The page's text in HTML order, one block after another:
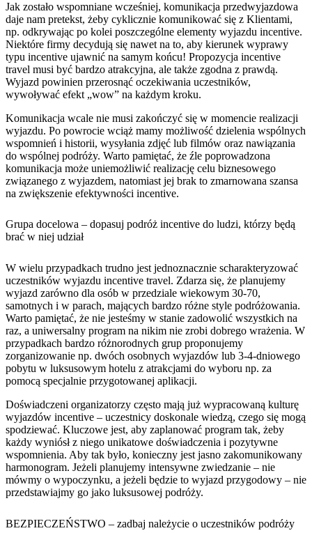
Jak zostało wspomniane wcześniej, komunikacja przedwyjazdowa
daje nam pretekst, żeby cyklicznie komunikować się z Klientami,
np. odkrywając po kolei poszczególne elementy wyjazdu incentive.
Niektóre firmy decydują się nawet na to, aby kierunek wyprawy
typu incentive ujawnić na samym końcu! Propozycja incentive
travel musi być bardzo atrakcyjna, ale także zgodna z prawdą.
Wyjazd powinien przerosnąć oczekiwania uczestników,
wywoływać efekt „wow” na każdym kroku.
Komunikacja wcale nie musi zakończyć się w momencie realizacji
wyjazdu. Po powrocie wciąż mamy możliwość dzielenia wspólnych
wspomnień i historii, wysyłania zdjęć lub filmów oraz nawiązania
do wspólnej podróży. Warto pamiętać, że źle poprowadzona
komunikacja może uniemożliwić realizację celu biznesowego
związanego z wyjazdem, natomiast jej brak to zmarnowana szansa
na zwiększenie efektywności incentive.
Grupa docelowa – dopasuj podróż incentive do ludzi, którzy będą
brać w niej udział
W wielu przypadkach trudno jest jednoznacznie scharakteryzować
uczestników wyjazdu incentive travel. Zdarza się, że planujemy
wyjazd zarówno dla osób w przedziale wiekowym 30-70,
samotnych i w parach, mających bardzo różne style podróżowania.
Warto pamiętać, że nie jesteśmy w stanie zadowolić wszystkich na
raz, a uniwersalny program na nikim nie zrobi dobrego wrażenia. W
przypadkach bardzo różnorodnych grup proponujemy
zorganizowanie np. dwóch osobnych wyjazdów lub 3-4-dniowego
pobytu w luksusowym hotelu z atrakcjami do wyboru np. za
pomocą specjalnie przygotowanej aplikacji.
Doświadczeni organizatorzy często mają już wypracowaną kulturę
wyjazdów incentive – uczestnicy doskonale wiedzą, czego się mogą
spodziewać. Kluczowe jest, aby zaplanować program tak, żeby
każdy wyniósł z niego unikatowe doświadczenia i pozytywne
wspomnienia. Aby tak było, konieczny jest jasno zakomunikowany
harmonogram. Jeżeli planujemy intensywne zwiedzanie – nie
mówmy o wypoczynku, a jeżeli będzie to wyjazd przygodowy – nie
przedstawiajmy go jako luksusowej podróży.
BEZPIECZEŃSTWO – zadbaj należycie o uczestników podróży